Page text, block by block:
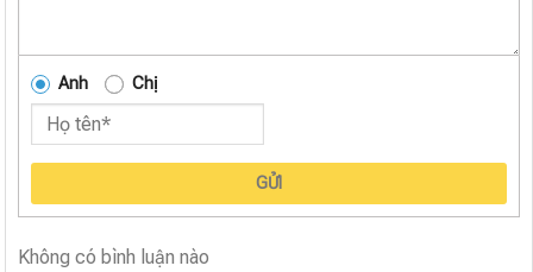
Anh Chị
GỬI
Không có bình luận nào